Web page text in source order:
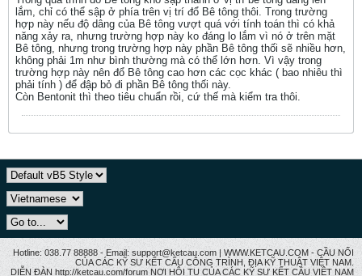
lắm, chỉ có thể sập ở phía trên vị trí đổ Bê tông thôi. Trong trường
hợp này nếu độ dâng của Bê tông vượt quá với tính toán thì có khả
năng xảy ra, nhưng trường hợp này ko đáng lo lắm vì nó ở trên mặt
Bê tông, nhưng trong trường hợp này phần Bê tông thối sẽ nhiều hơn,
không phải 1m như bình thường mà có thể lớn hơn. Vì vậy trong
trường hợp này nên đổ Bê tông cao hơn các cọc khác ( bao nhiêu thì
phải tính ) để đập bỏ đi phần Bê tông thối này.
Còn Bentonit thì theo tiêu chuẩn rồi, cứ thế mà kiểm tra thôi.
Hotline: 038.77 88888 - Email: support@ketcau.com | WWW.KETCAU.COM - CẦU NỐI
CỦA CÁC KỸ SƯ KẾT CẤU CÔNG TRÌNH, ĐỊA KỸ THUẬT VIỆT NAM.
DIỄN ĐÀN http://ketcau.com/forum NƠI HỘI TỤ CỦA CÁC KỸ SƯ KẾT CÂU VIỆT NAM